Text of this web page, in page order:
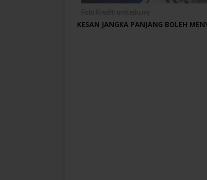
KESAN JANGKA PANJANG BOLEH